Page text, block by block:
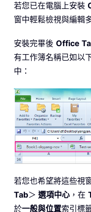
若您已在電腦上安裝
窗中輕鬆檢視與編輯
安裝完畢後 Office
有工作簿名稱已如以
中：
若您也希望將這些視
Tab＞ 選項中心 ，在
於一般與位置索引標